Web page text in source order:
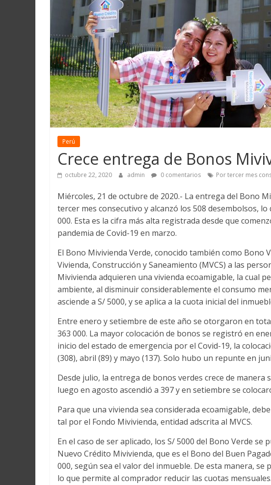
Loreto
Perú
Crece entrega de Bonos
octubre 22, 2020 admin 0 comentarios Por tercer mes
Miércoles, 21 de octubre de 2020.- La entrega del Bono
tercer mes consecutivo y alcanzó los 508 desembolsos,
000. Esta es la cifra más alta registrada desde que
pandemia de Covid-19 en marzo.
El Bono Mivivienda Verde, conocido también como Bono
Vivienda, Construcción y Saneamiento (MVCS) a las
Mivivienda adquieren una vivienda ecoamigable, la cual
ambiente, al disminuir considerablemente el consumo
asciende a S/ 5000, y se aplica a la cuota inicial del
Entre enero y setiembre de este año se otorgaron en
363 000. La mayor colocación de bonos se registró en
inicio del estado de emergencia por el Covid-19, la
(308), abril (89) y mayo (137). Solo hubo un repunte en
Desde julio, la entrega de bonos verdes crece de
luego en agosto ascendió a 397 y en setiembre se
Para que una vivienda sea considerada ecoamigable,
tal por el Fondo Mivivienda, entidad adscrita al MVCS.
En el caso de ser aplicado, los S/ 5000 del Bono Verde
Nuevo Crédito Mivivienda, que es el Bono del Buen
000, según sea el valor del inmueble. De esta manera,
lo que permite al comprador reducir las cuotas mensuales.